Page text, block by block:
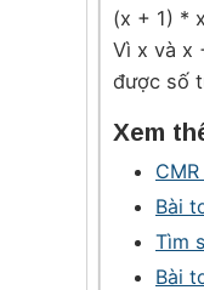
(x + 1) *
Vì x và x
được số
Xem
Bài
Tìm
Bài